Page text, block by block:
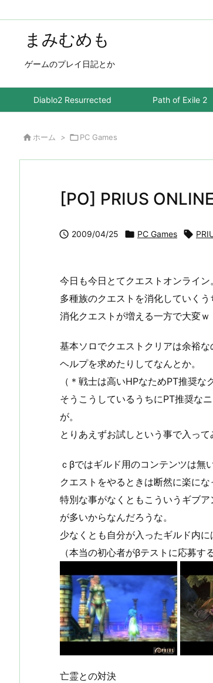
まみむめも
ゲームのプレイ日記とか
Diablo2 Resurrected Path of Exile 2
 ホーム > PC Games
[PO] PRIUS
 2009/04/25  PC Games 
今日も今日とてクエストオンライン
多種族のクエストを消化していく
消化クエストが増える一方で大変ｗ
基本ソロでクエストクリアは余裕
ヘルプを求めたりしてなんとか。
（＊戦士は高いHPなためPT推奨な
そうこうしているうちにPT推奨な
が。
とりあえずお試しという事で入って
ｃβではギルド用のコンテンツは無
クエストをやるときは断然に楽にな
特別な事がなくともこういうギブ
が多いからなんだろうな。
少なくとも自分が入ったギルド内
（本当の初心者がβテストに応募す
亡霊との対決